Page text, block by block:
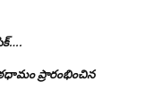
ప్రారంభించిన